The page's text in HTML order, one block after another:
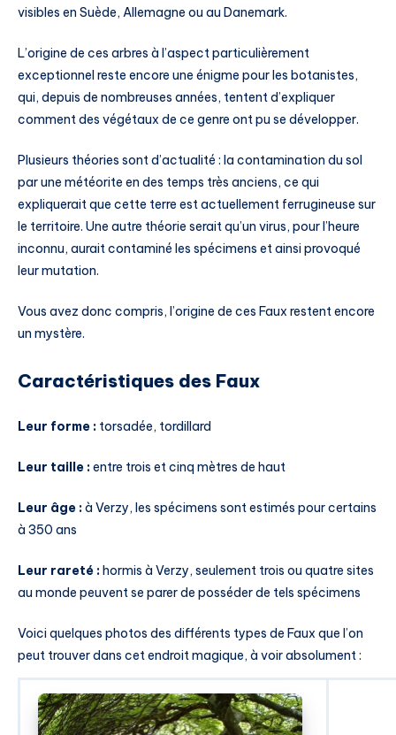
visibles en Suède, Allemagne ou au Danemark.
L’origine de ces arbres à l’aspect particulièrement
exceptionnel reste encore une énigme pour les botanistes,
qui, depuis de nombreuses années, tentent d’expliquer
comment des végétaux de ce genre ont pu se développer.
Plusieurs théories sont d’actualité : la contamination du sol
par une météorite en des temps très anciens, ce qui
expliquerait que cette terre est actuellement ferrugineuse sur
le territoire. Une autre théorie serait qu’un virus, pour l’heure
inconnu, aurait contaminé les spécimens et ainsi provoqué
leur mutation.
Vous avez donc compris, l’origine de ces Faux restent encore
un mystère.
Caractéristiques des Faux
Leur forme : torsadée, tordillard
Leur taille :entre trois et cinq mètres de haut
Leur âge :à Verzy, les spécimens sont estimés pour certains
à 350 ans
Leur rareté :hormis à Verzy, seulement trois ou quatre sites
au monde peuvent se parer de posséder de tels spécimens
Voici quelques photos des différents types de Faux que l’on
peut trouver dans cet endroit magique, à voir absolument :